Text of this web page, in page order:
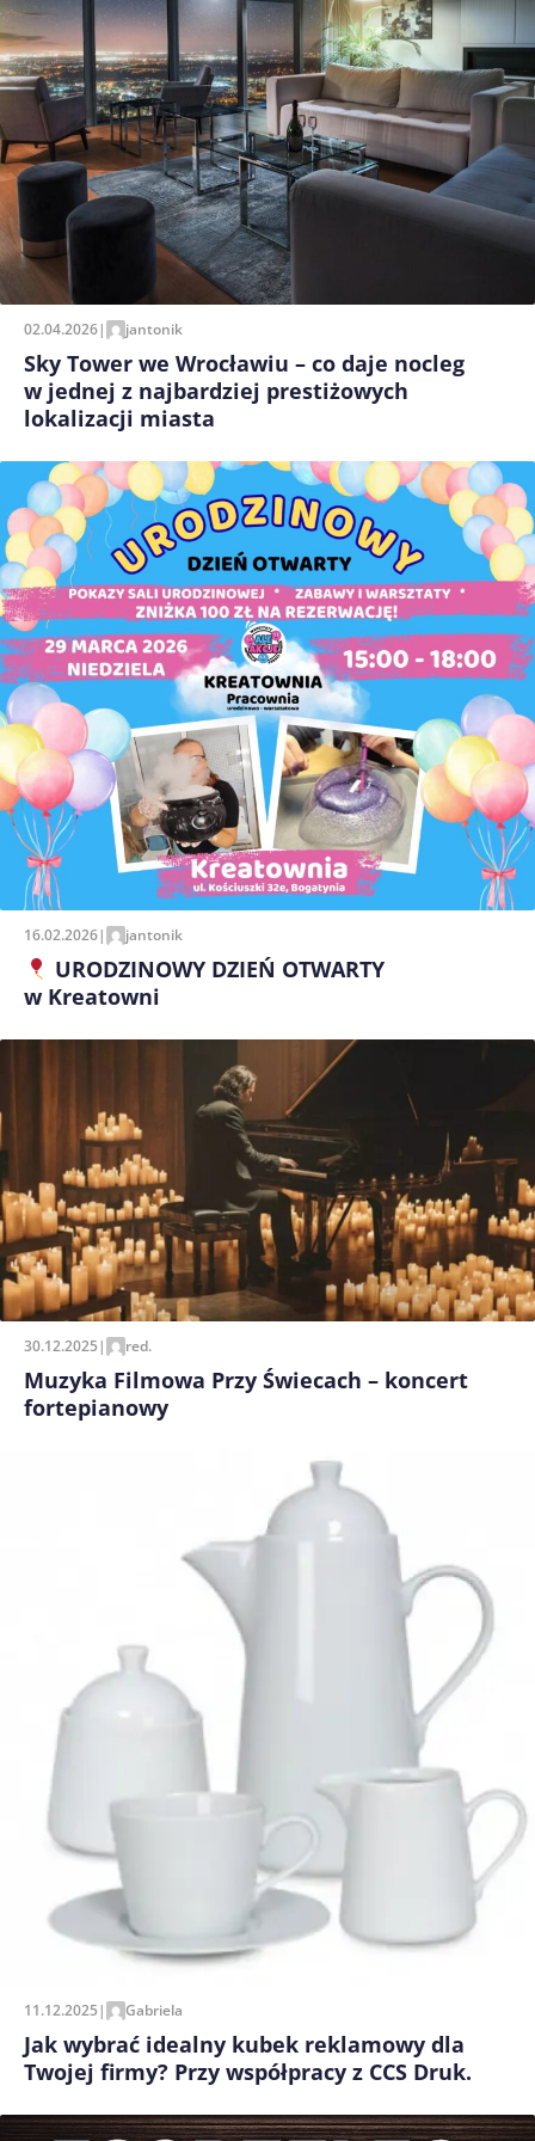
02.04.2026| jantonik
Sky Tower we Wrocławiu – co daje nocleg
w jednej z najbardziej prestiżowych
lokalizacji miasta
16.02.2026| jantonik
URODZINOWY DZIEŃ OTWARTY
w Kreatowni
30.12.2025| red.
Muzyka Filmowa Przy Świecach – koncert
fortepianowy
11.12.2025| Gabriela
Jak wybrać idealny kubek reklamowy dla
Twojej firmy? Przy współpracy z CCS Druk.